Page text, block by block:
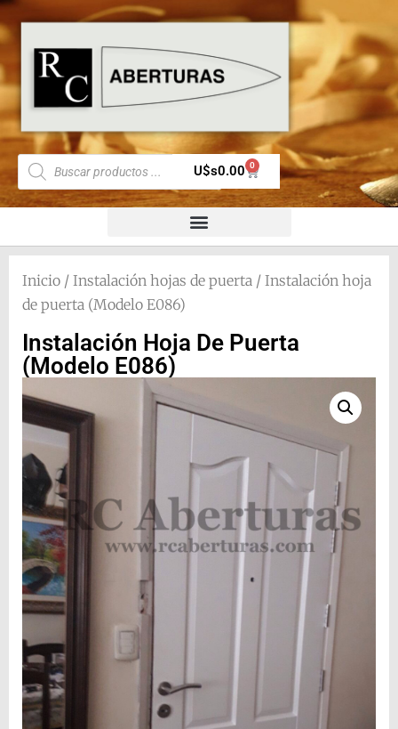
U$s0.00 0
Inicio / Instalación hojas de puerta / Instalación hoja
de puerta (Modelo E086)
Instalación Hoja De Puerta
(Modelo E086)